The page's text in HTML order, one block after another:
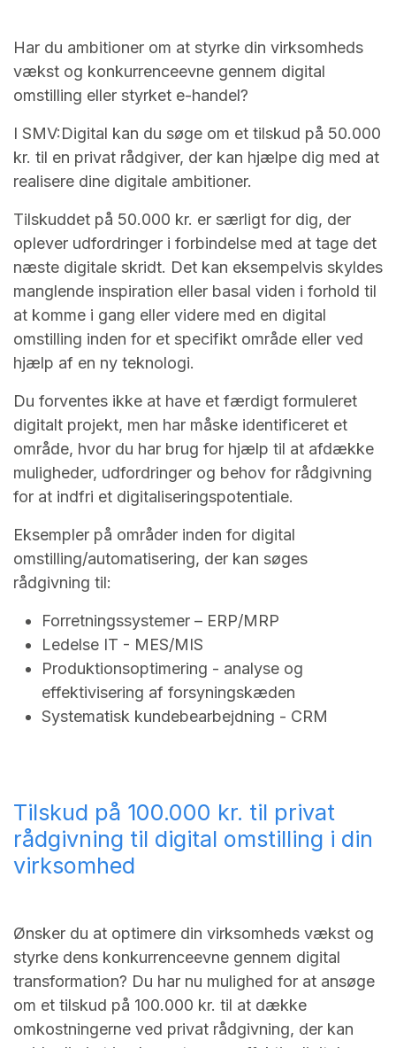
Har du ambitioner om at styrke din virksomheds
vækst og konkurrenceevne gennem digital
omstilling eller styrket e-handel?
I SMV:Digital kan du søge om et tilskud på 50.000
kr. til en privat rådgiver, der kan hjælpe dig med at
realisere dine digitale ambitioner.
Tilskuddet på 50.000 kr. er særligt for dig, der
oplever udfordringer i forbindelse med at tage det
næste digitale skridt. Det kan eksempelvis skyldes
manglende inspiration eller basal viden i forhold til
at komme i gang eller videre med en digital
omstilling inden for et specifikt område eller ved
hjælp af en ny teknologi.
Du forventes ikke at have et færdigt formuleret
digitalt projekt, men har måske identificeret et
område, hvor du har brug for hjælp til at afdække
muligheder, udfordringer og behov for rådgivning
for at indfri et digitaliseringspotentiale.
Eksempler på områder inden for digital
omstilling/automatisering, der kan søges
rådgivning til:
Forretningssystemer – ERP/MRP
Ledelse IT - MES/MIS
Produktionsoptimering - analyse og
effektivisering af forsyningskæden
Systematisk kundebearbejdning - CRM
Tilskud på 100.000 kr. til privat
rådgivning til digital omstilling i din
virksomhed
Ønsker du at optimere din virksomheds vækst og
styrke dens konkurrenceevne gennem digital
transformation? Du har nu mulighed for at ansøge
om et tilskud på 100.000 kr. til at dække
omkostningerne ved privat rådgivning, der kan